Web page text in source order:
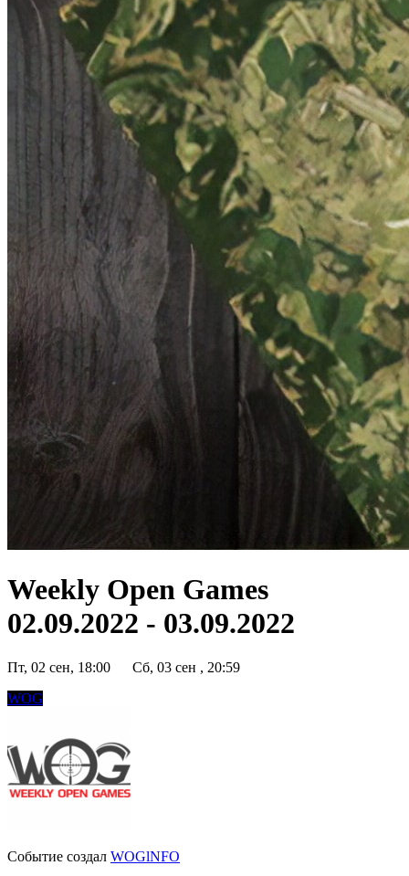
Weekly Open Games
02.09.2022 - 03.09.2022
Пт, 02 сен, 18:00
Сб, 03 сен , 20:59
WOG
Событие создал WOGlNFO